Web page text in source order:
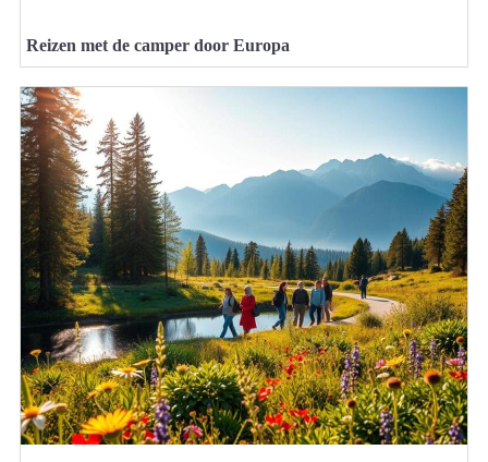
Reizen met de camper door Europa